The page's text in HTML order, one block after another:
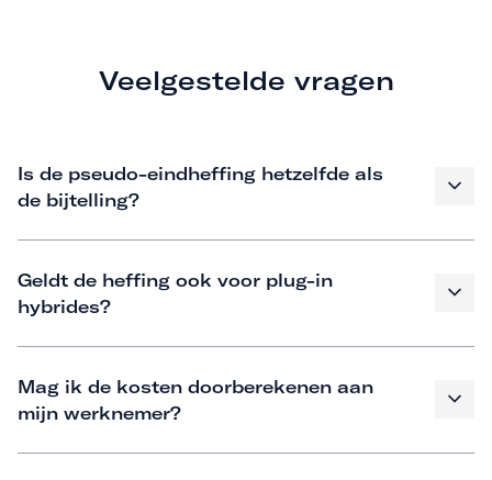
Veelgestelde vragen
Is de pseudo-eindheffing hetzelfde als
de bijtelling?
Geldt de heffing ook voor plug-in
hybrides?
Mag ik de kosten doorberekenen aan
mijn werknemer?